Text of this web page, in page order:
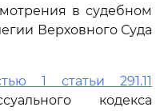
в судебном
Верховного Суда
1 статьи 291.11
кодекса